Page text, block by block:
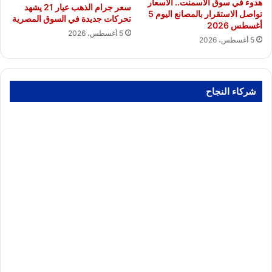
هدوء في سوق الأسمنت.. الأسعار
تواصل الاستقرار بالمصانع اليوم 5
أغسطس 2026
5 أغسطس، 2026
سعر جرام الذهب عيار 21 يشهد
تحركات جديدة في السوق المصرية
5 أغسطس، 2026
شركاء النجاح